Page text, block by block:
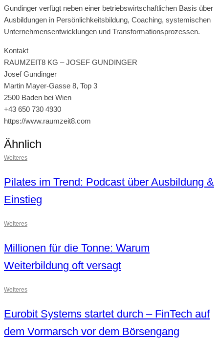
Gundinger verfügt neben einer betriebswirtschaftlichen Basis über
Ausbildungen in Persönlichkeitsbildung, Coaching, systemischen
Unternehmensentwicklungen und Transformationsprozessen.
Kontakt
RAUMZEIT8 KG – JOSEF GUNDINGER
Josef Gundinger
Martin Mayer-Gasse 8, Top 3
2500 Baden bei Wien
+43 650 730 4930
https://www.raumzeit8.com
Ähnlich
Weiteres
Pilates im Trend: Podcast über Ausbildung &
Einstieg
Weiteres
Millionen für die Tonne: Warum
Weiterbildung oft versagt
Weiteres
Eurobit Systems startet durch – FinTech auf
dem Vormarsch vor dem Börsengang